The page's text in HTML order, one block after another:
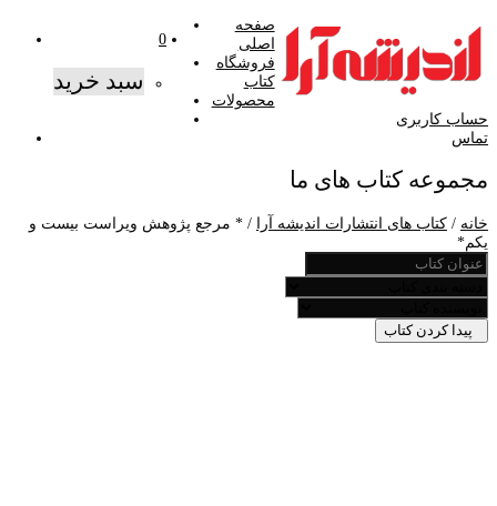
0
سبد خرید
صفحه
اصلی
فروشگاه
کتاب
محصولات
حساب کاربری
تماس
مجموعه کتاب های ما
خانه / کتاب های انتشارات اندیشه آرا
/ * مرجع پژوهش ویراست بیست و
یکم*